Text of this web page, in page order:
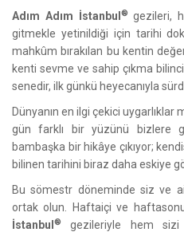
Adım Adım İstanbul ® gezileri,
gitmekle yetinildiği için tarihi
mahkûm bırakılan bu kentin
kenti sevme ve sahip çıkma
senedir, ilk günkü heyecanıyla
Dünyanın en ilgi çekici
gün farklı bir yüzünü bizlere
bambaşka bir hikâye çıkıyor;
bilinen tarihini biraz daha eskiye
Bu sömestr döneminde siz ve
ortak olun. Haftaiçi ve
İstanbul ® gezileriyle hem sizi